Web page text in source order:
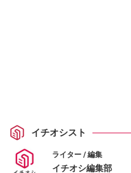
イチオシスト
ライター / 編集
イチオシ編集部